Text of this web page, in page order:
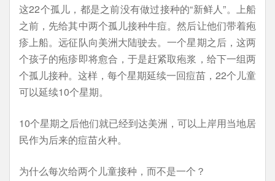
这22个孤儿，都是之前没有做过接种的“新鲜人”。上船
之前，先给其中两个孤儿接种牛痘。然后让他们带着疱
疹上船。远征队向美洲大陆驶去。一个星期之后，这两
个孩子的疱疹即将愈合，于是赶紧取疱浆，给下一组两
个孤儿接种。这样，每个星期延续一回痘苗，22个儿童
可以延续10个星期。
10个星期之后他们就已经到达美洲，可以上岸用当地居
民作为后来的痘苗火种。
为什么每次给两个儿童接种，而不是一个？